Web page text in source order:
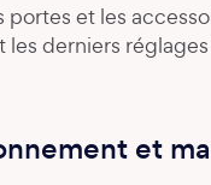
portes et les
derniers
et